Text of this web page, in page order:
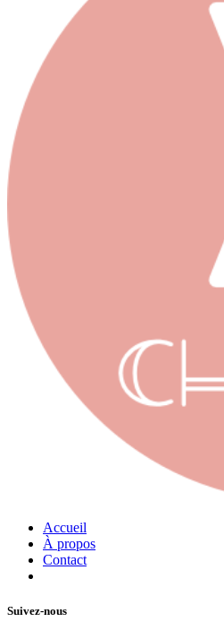
Accueil
À propos
Contact
Suivez-nous